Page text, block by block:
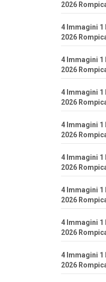
2026
4 Immagini 1
2026
4 Immagini 1
2026
4 Immagini 1
2026
4 Immagini 1
2026
4 Immagini 1
2026
4 Immagini 1
2026
4 Immagini 1
2026
4 Immagini 1
2026